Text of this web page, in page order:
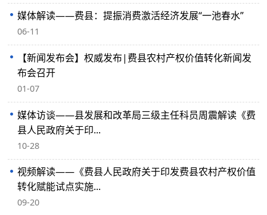
媒体解读——费县：提振消费激活经济发展“一池春水”
06-11
【新闻发布会】权威发布|费县农村产权价值转化新闻发
布会召开
01-07
媒体访谈——县发展和改革局三级主任科员周震解读《费
县人民政府关于印...
10-28
视频解读——《费县人民政府关于印发费县农村产权价值
转化赋能试点实施...
09-20